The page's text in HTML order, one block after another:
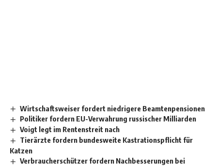
Wirtschaftsweiser fordert niedrigere Beamtenpensionen
Politiker fordern EU-Verwahrung russischer Milliarden
Voigt legt im Rentenstreit nach
Tierärzte fordern bundesweite Kastrationspflicht für
Katzen
Verbraucherschützer fordern Nachbesserungen bei